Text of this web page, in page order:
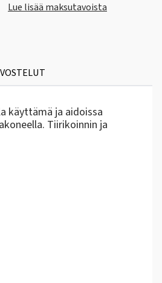
Lue lisää maksutavoista
käyttämä ja aidoissa
Tiirikoinnin ja